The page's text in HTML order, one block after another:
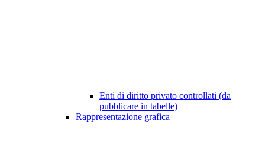
Enti di diritto privato controllati (da
pubblicare in tabelle)
Rappresentazione grafica